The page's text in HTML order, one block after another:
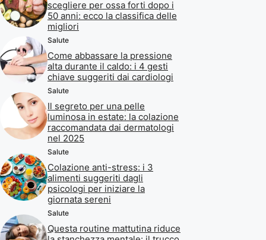
scegliere per ossa forti dopo i
50 anni: ecco la classifica delle
migliori
Salute
Come abbassare la pressione
alta durante il caldo: i 4 gesti
chiave suggeriti dai cardiologi
Salute
Il segreto per una pelle
luminosa in estate: la colazione
raccomandata dai dermatologi
nel 2025
Salute
Colazione anti-stress: i 3
alimenti suggeriti dagli
psicologi per iniziare la
giornata sereni
Salute
Questa routine mattutina riduce